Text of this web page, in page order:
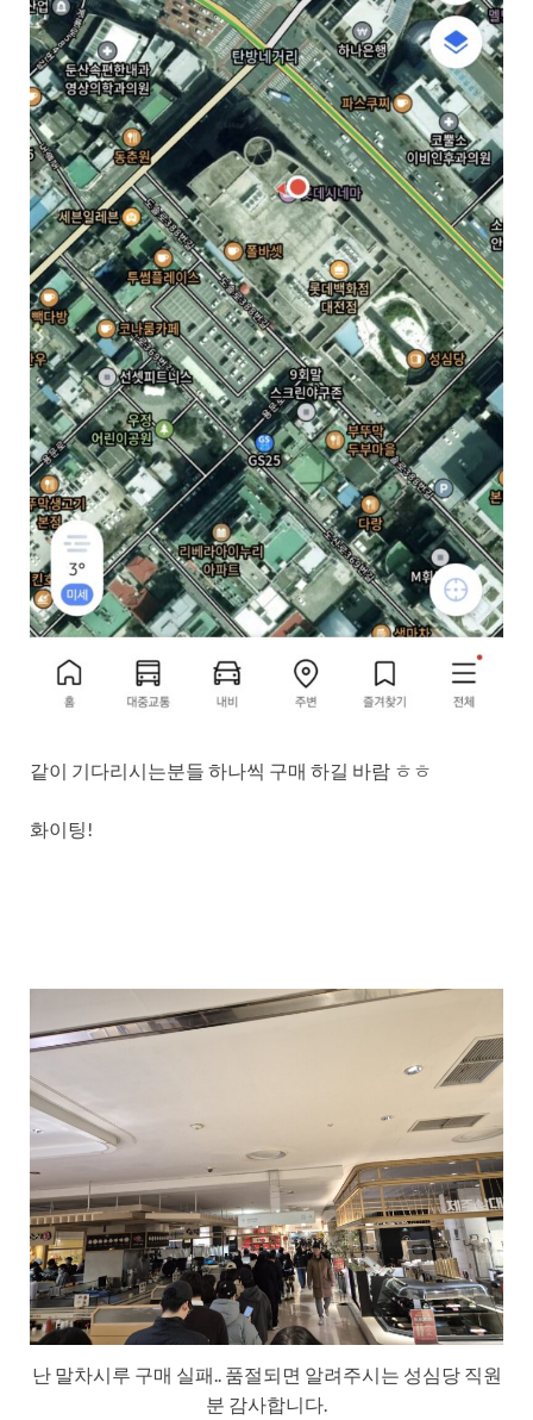
같이 기다리시는분들 하나씩 구매 하길 바람 ㅎㅎ
화이팅!
난 말차시루 구매 실패.. 품절되면 알려주시는 성심당 직원
분 감사합니다.